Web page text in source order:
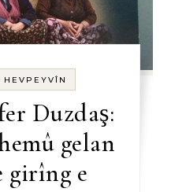
HEVPEYVÎN
Duzdaş:
gelan
girîng e